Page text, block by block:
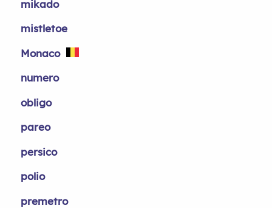
mikado
mistletoe
Monaco
numero
obligo
pareo
persico
polio
premetro